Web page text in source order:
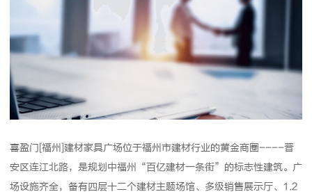
喜盈门[福州]建材家具广场位于福州市建材行业的黄金商圈----晋
安区连江北路，是规划中福州“百亿建材一条街”的标志性建筑。广
场设施齐全，备有四层十二个建材主题场馆、多级销售展示厅、1.2